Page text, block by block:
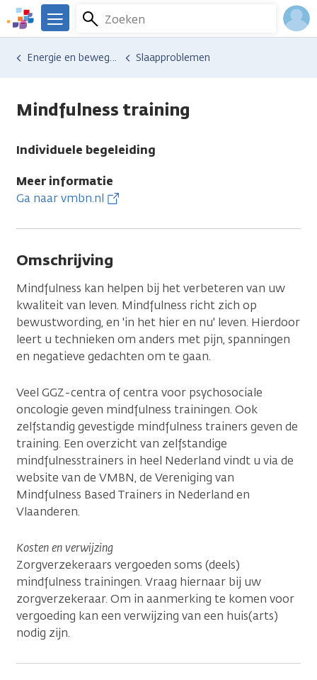
Overslaan
en
naar
We
er
Kanker.nl
Zoeken
Menu
Hulp en ondersteuning
Vind hulp bij kankerEnergie en bewegen Slaapproblemen
Mindfulness training
Individuele begeleiding
Meer informatie
Ga naar vmbn.nl
Omschrijving
Mindfulness kan helpen bij het verbeteren van uw
kwaliteit van leven. Mindfulness richt zich op
bewustwording, en 'in het hier en nu' leven. Hierdoor
leert u technieken om anders met pijn, spanningen
en negatieve gedachten om te gaan.
Veel GGZ-centra of centra voor psychosociale
oncologie geven mindfulness trainingen. Ook
zelfstandig gevestigde mindfulness trainers geven de
training. Een overzicht van zelfstandige
mindfulnesstrainers in heel Nederland vindt u via de
website van de VMBN, de Vereniging van
Mindfulness Based Trainers in Nederland en
Vlaanderen.
Kosten en verwijzing
Zorgverzekeraars vergoeden soms (deels)
mindfulness trainingen. Vraag hiernaar bij uw
zorgverzekeraar. Om in aanmerking te komen voor
vergoeding kan een verwijzing van een huis(arts)
nodig zijn.